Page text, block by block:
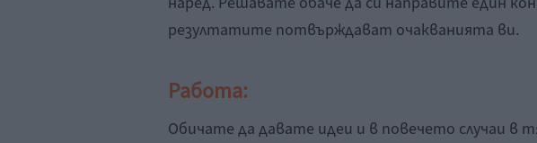
резултатите потвърждават очакванията ви.
Работа:
Обичате да давате идеи и в повечето случаи в